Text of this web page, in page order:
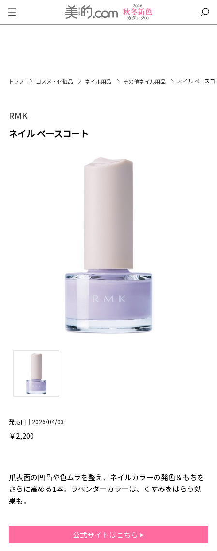
トップ コスメ・化粧品 ネイル用品 その他ネイル用品 ネイル ベースコ
RMK
ネイル ベースコート
発売日｜2026/04/03
￥2,200
爪表面の凹凸や色ムラを整え、ネイルカラーの発色＆もちを
さらに高める1本。ラベンダーカラーは、くすみをはらう効
果も。
公式サイトはこちら